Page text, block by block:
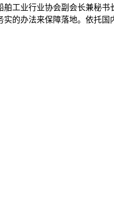
工业行业协会副会长兼秘
的办法来保障落地。依托